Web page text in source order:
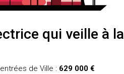
qui veille à la
de Ville : 629 000 €